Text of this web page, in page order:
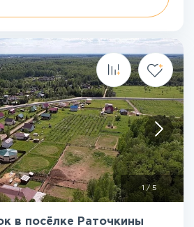
1 /5
в посёлке Раточкины